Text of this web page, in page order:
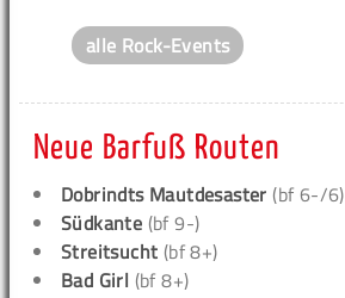
alle Rock-Events
Neue Barfuß Routen
Dobrindts Mautdesaster (bf 6-/6)
Südkante (bf 9-)
Streitsucht (bf 8+)
Bad Girl (bf 8+)